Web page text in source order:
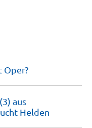
Oper?
aus
Helden